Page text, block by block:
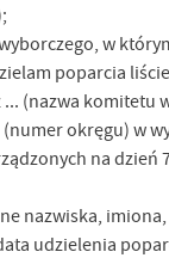
w
poparcia
... (nazwa komitetu
okręgu) w
na dzień
nazwiska,
udzielenia